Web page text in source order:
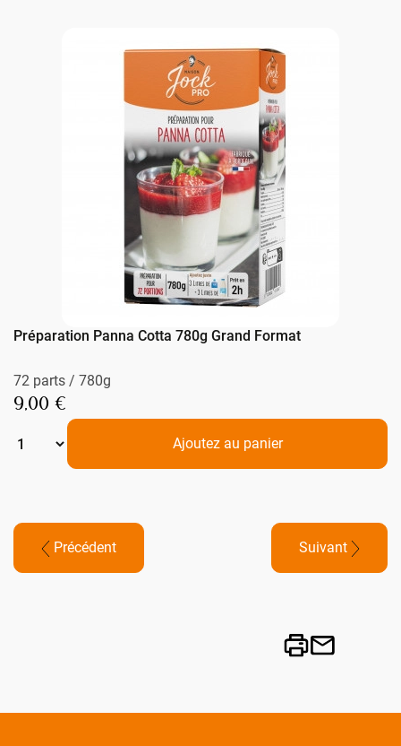
Préparation Panna Cotta 780g Grand Format
72 parts / 780g
9,00 €
Ajoutez au panier
Précédent Suivant